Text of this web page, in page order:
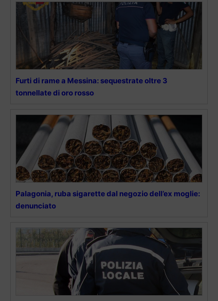
Furti di rame a Messina: sequestrate oltre 3
tonnellate di oro rosso
Palagonia, ruba sigarette dal negozio dell’ex moglie:
denunciato